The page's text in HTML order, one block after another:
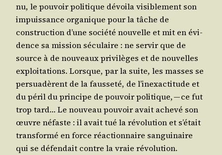
nu, le pou­voir poli­tique dévoi­la visi­ble­ment son
impuis­sance orga­nique pour la tâche de
construc­tion d’une socié­té nou­velle et mit en évi­
dence sa mis­sion sécu­laire : ne ser­vir que de
source à de nou­veaux pri­vi­lèges et de nou­velles
exploi­ta­tions. Lorsque, par la suite, les masses se
per­sua­dèrent de la faus­se­té, de l’inexactitude et
du péril du prin­cipe de pou­voir poli­tique, — ce fut
trop tard… Le nou­veau pou­voir avait ache­vé son
œuvre néfaste : il avait tué la révo­lu­tion et s’était
trans­for­mé en force réac­tion­naire san­gui­naire
qui se défen­dait contre la vraie révolution.